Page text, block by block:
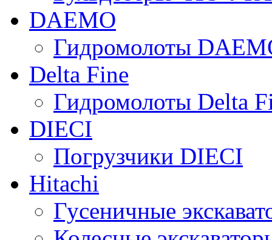
DAEMO
Гидромолоты
Delta Fine
Гидромолоты Delta
DIECI
Погрузчики DIECI
Hitachi
Гусеничные